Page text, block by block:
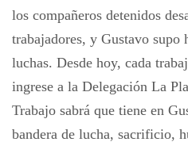
los compañeros detenidos
trabajadores, y Gustavo supo
luchas. Desde hoy, cada
ingrese a la Delegación La
Trabajo sabrá que tiene en
bandera de lucha, sacrificio,